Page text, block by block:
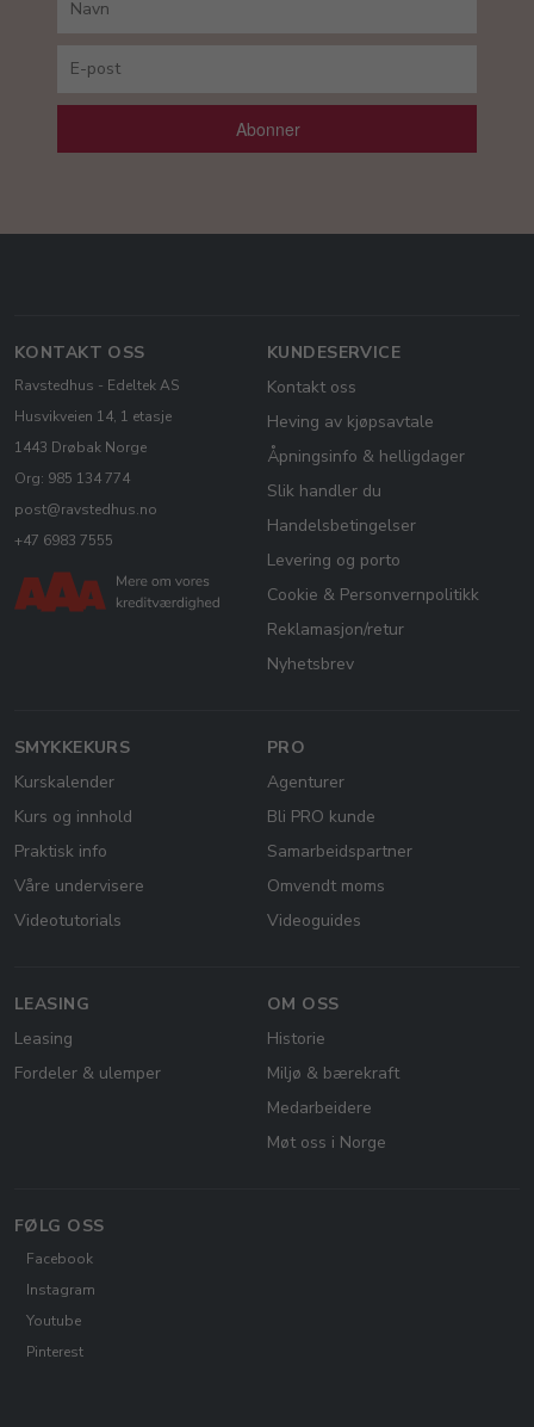
Abonner
KONTAKT OSS
Ravstedhus - Edeltek AS
Husvikveien 14, 1 etasje
1443 Drøbak Norge
Org: 985 134 774
post@ravstedhus.no
+47 6983 7555
KUNDESERVICE
Kontakt oss
Heving av kjøpsavtale
Åpningsinfo & helligdager
Slik handler du
Handelsbetingelser
Levering og porto
Cookie & Personvernpolitikk
Reklamasjon/retur
Nyhetsbrev
SMYKKEKURS
Kurskalender
Kurs og innhold
Praktisk info
Våre undervisere
Videotutorials
PRO
Agenturer
Bli PRO kunde
Samarbeidspartner
Omvendt moms
Videoguides
LEASING
Leasing
Fordeler & ulemper
OM OSS
Historie
Miljø & bærekraft
Medarbeidere
Møt oss i Norge
FØLG OSS
Facebook
Instagram
Youtube
Pinterest